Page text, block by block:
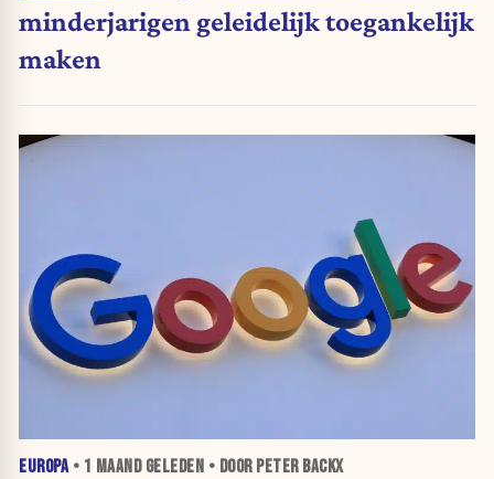
minderjarigen geleidelijk toegankelijk
maken
EUROPA• 1 MAANDGELEDEN • DOOR PETER BACKX